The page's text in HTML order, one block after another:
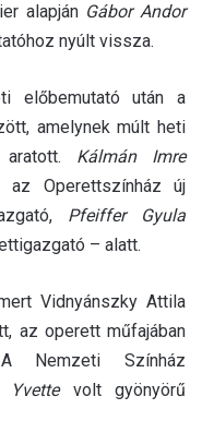
alapján Gábor Andor
nyúlt vissza.
előbemutató után a
amelynek múlt heti
Kálmán Imre
Operettszínház új
Pfeiffer Gyula
– alatt.
Vidnyánszky Attila
az operett műfajában
Nemzeti Színház
Yvettevolt gyönyörű